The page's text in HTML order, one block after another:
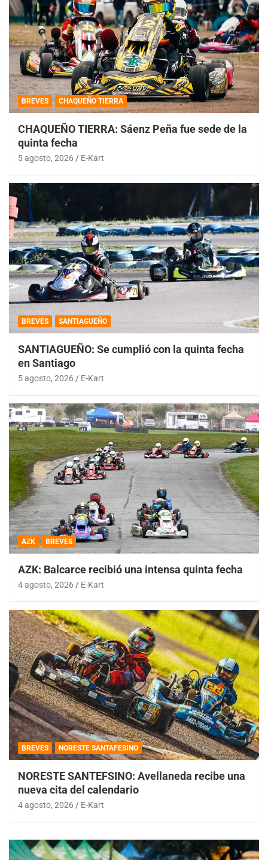
BREVES CHAQUEÑO TIERRA
CHAQUEÑO TIERRA: Sáenz Peña fue sede de la
quinta fecha
5 agosto, 2026 E-Kart
BREVES SANTIAGUEÑO
SANTIAGUEÑO: Se cumplió con la quinta fecha
en Santiago
5 agosto, 2026 E-Kart
AZK BREVES
AZK: Balcarce recibió una intensa quinta fecha
4 agosto, 2026 E-Kart
BREVES NORESTE SANTAFESINO
NORESTE SANTEFSINO: Avellaneda recibe una
nueva cita del calendario
4 agosto, 2026 E-Kart